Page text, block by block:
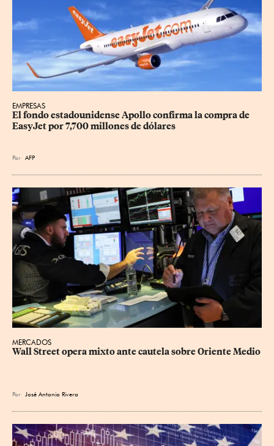
EMPRESAS
El fondo estadounidense Apollo confirma la compra de
EasyJet por 7,700 millones de dólares
Por AFP
MERCADOS
Wall Street opera mixto ante cautela sobre Oriente Medio
Por José Antonio Rivera